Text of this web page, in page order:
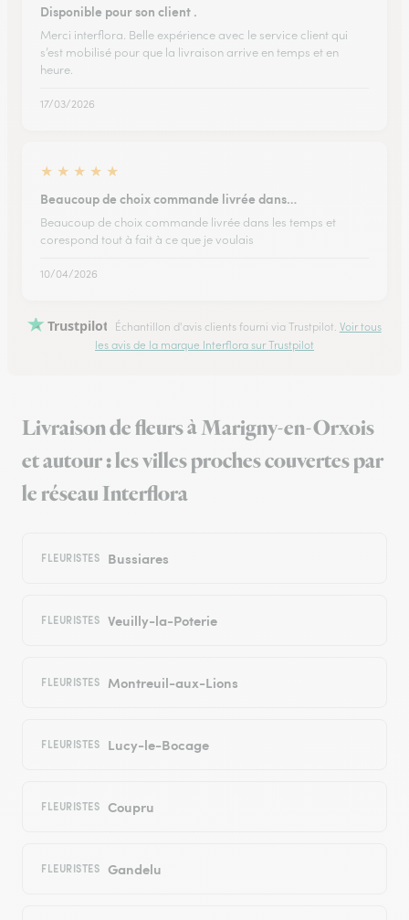
Disponible pour son client .
Merci interflora. Belle expérience avec le service client qui
s’est mobilisé pour que la livraison arrive en temps et en
heure.
17/03/2026
★ ★ ★ ★ ★
Beaucoup de choix commande livrée dans…
Beaucoup de choix commande livrée dans les temps et
corespond tout à fait à ce que je voulais
10/04/2026
Trustpilot Échantillon d'avis clients fourni via Trustpilot. Voir tous
les avis de la marque Interflora sur Trustpilot
Livraison de fleurs à Marigny-en-Orxois
et autour : les villes proches couvertes par
le réseau Interflora
FLEURISTES Bussiares
FLEURISTES Veuilly-la-Poterie
FLEURISTES Montreuil-aux-Lions
FLEURISTES Lucy-le-Bocage
FLEURISTES Coupru
FLEURISTES Gandelu